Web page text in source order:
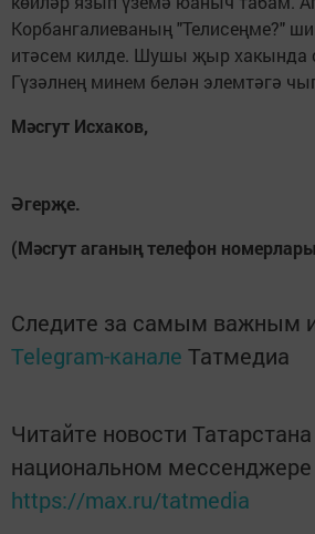
Корбангалиеваның "Телисеңме?"
итәсем килде. Шушы җыр хакында
Гүзәлнең минем белән элемтәгә
Мәсгут Исхаков,
Әгерҗе.
(Мәсгут аганың телефон
Следите за самым важным
Telegram-канале Татмедиа
Читайте новости
национальном
https://max.ru/tatmedia